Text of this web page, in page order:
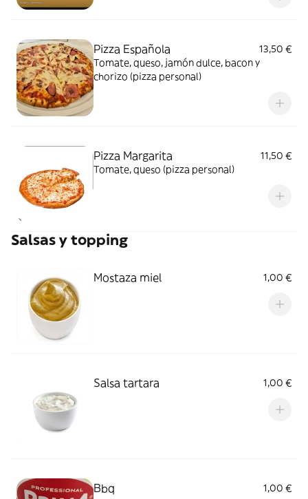
Pizza Española
13,50 €
Tomate, queso, jamón dulce, bacon y
chorizo (pizza personal)
Pizza Margarita
11,50 €
Tomate, queso (pizza personal)
Salsas y topping
Mostaza miel 1,00 €
Salsa tartara 1,00 €
Bbq 1,00 €